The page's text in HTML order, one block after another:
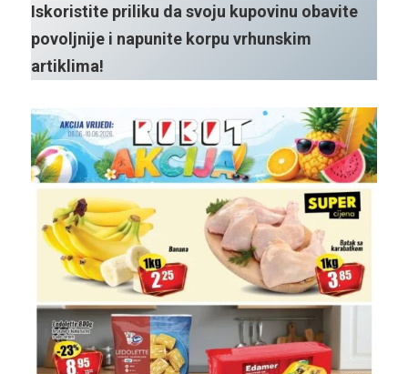
Iskoristite priliku da svoju kupovinu obavite
povoljnije i napunite korpu vrhunskim
artiklima!